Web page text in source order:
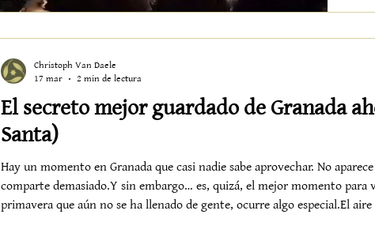
El secreto mejor guardado de Granada
Santa)
Hay un momento en Granada que casi nadie sabe aprovechar. No
comparte demasiado.Y sin embargo… es, quizá, el mejor momento para
primavera que aún no se ha llenado de gente, ocurre algo especial.El
Christoph Van Daele
17 mar
2 min de lectura